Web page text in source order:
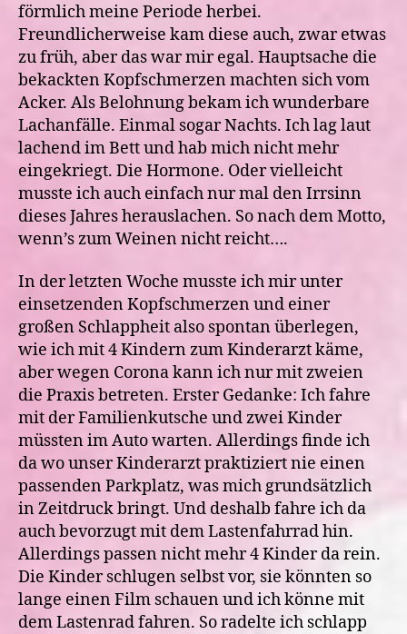
förmlich meine Periode herbei.
Freundlicherweise kam diese auch, zwar etwas
zu früh, aber das war mir egal. Hauptsache die
bekackten Kopfschmerzen machten sich vom
Acker. Als Belohnung bekam ich wunderbare
Lachanfälle. Einmal sogar Nachts. Ich lag laut
lachend im Bett und hab mich nicht mehr
eingekriegt. Die Hormone. Oder vielleicht
musste ich auch einfach nur mal den Irrsinn
dieses Jahres herauslachen. So nach dem Motto,
wenn’s zum Weinen nicht reicht….
In der letzten Woche musste ich mir unter
einsetzenden Kopfschmerzen und einer
großen Schlappheit also spontan überlegen,
wie ich mit 4 Kindern zum Kinderarzt käme,
aber wegen Corona kann ich nur mit zweien
die Praxis betreten. Erster Gedanke: Ich fahre
mit der Familienkutsche und zwei Kinder
müssten im Auto warten. Allerdings finde ich
da wo unser Kinderarzt praktiziert nie einen
passenden Parkplatz, was mich grundsätzlich
in Zeitdruck bringt. Und deshalb fahre ich da
auch bevorzugt mit dem Lastenfahrrad hin.
Allerdings passen nicht mehr 4 Kinder da rein.
Die Kinder schlugen selbst vor, sie könnten so
lange einen Film schauen und ich könne mit
dem Lastenrad fahren. So radelte ich schlapp